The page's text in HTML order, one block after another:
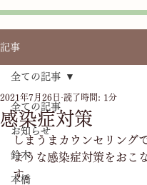
記事
全ての記事
お知らせ
鈴木
本橋
全ての記事
感染症対策
2021年7月26日 読了時間: 1分
しまうまカウンセリング
ような感染症対策をおこ
す。